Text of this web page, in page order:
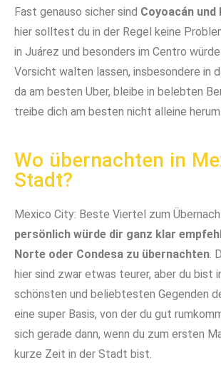
Fast genauso sicher sind Coyoacán und
hier solltest du in der Regel keine
in Juárez und besonders im Centro
Vorsicht walten lassen, insbesondere in
da am besten Uber, bleibe in belebten
treibe dich am besten nicht alleine herum.
Wo übernachten in
Stadt?
Mexico City: Beste Viertel zum
persönlich würde dir ganz klar
Norte oder Condesa zu übernachten.
hier sind zwar etwas teurer, aber du bist
schönsten und beliebtesten Gegenden
eine super Basis, von der du gut
sich gerade dann, wenn du zum ersten
kurze Zeit in der Stadt bist.